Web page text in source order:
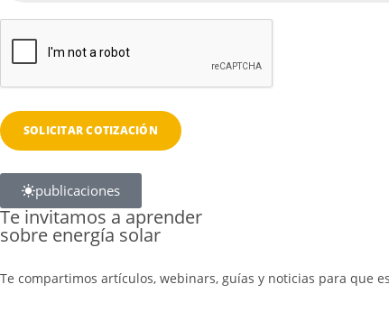
publicaciones
Te invitamos a aprender
sobre energía solar
Te compartimos artículos, webinars, guías y noticias para que